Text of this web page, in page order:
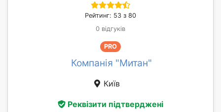
Рейтинг: 53 з 80
0 відгуків
PRO
Компанія "Митан"
Київ
Реквізити підтверджені